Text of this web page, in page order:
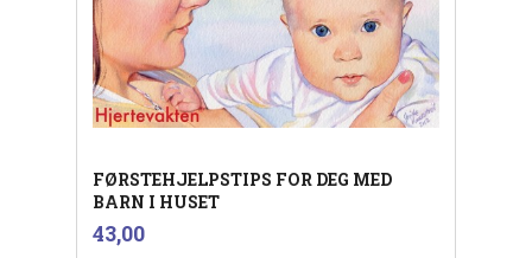
FØRSTEHJELPSTIPS FOR DEG MED
BARN I HUSET
Pris
43,00mva.